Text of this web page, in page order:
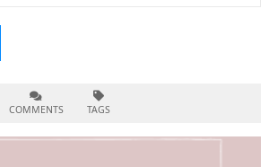
COMMENTS TAGS